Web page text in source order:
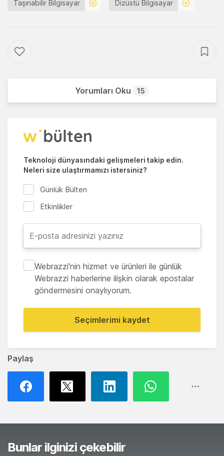
Paylaş
Taşınabilir Bilgisayar Dizüstü Bilgisayar
Yorumları Oku 15
Teknoloji dünyasındaki gelişmeleri takip edin.
Neleri size ulaştırmamızı istersiniz?
Günlük Bülten
Etkinlikler
Webrazzi'nin hizmet ve ürünleri ile günlük
Webrazzi haberlerine ilişkin olarak epostalar
göndermesini onaylıyorum.
Seçimlerimi kaydet
Bunlar ilginizi çekebilir